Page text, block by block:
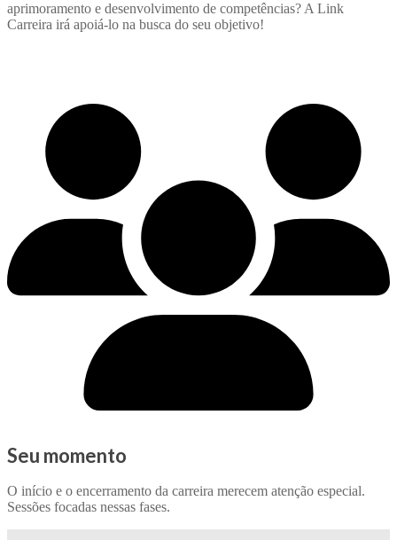
aprimoramento e desenvolvimento de competências? A Link
Carreira irá apoiá-lo na busca do seu objetivo!
Seu momento
O início e o encerramento da carreira merecem atenção especial.
Sessões focadas nessas fases.